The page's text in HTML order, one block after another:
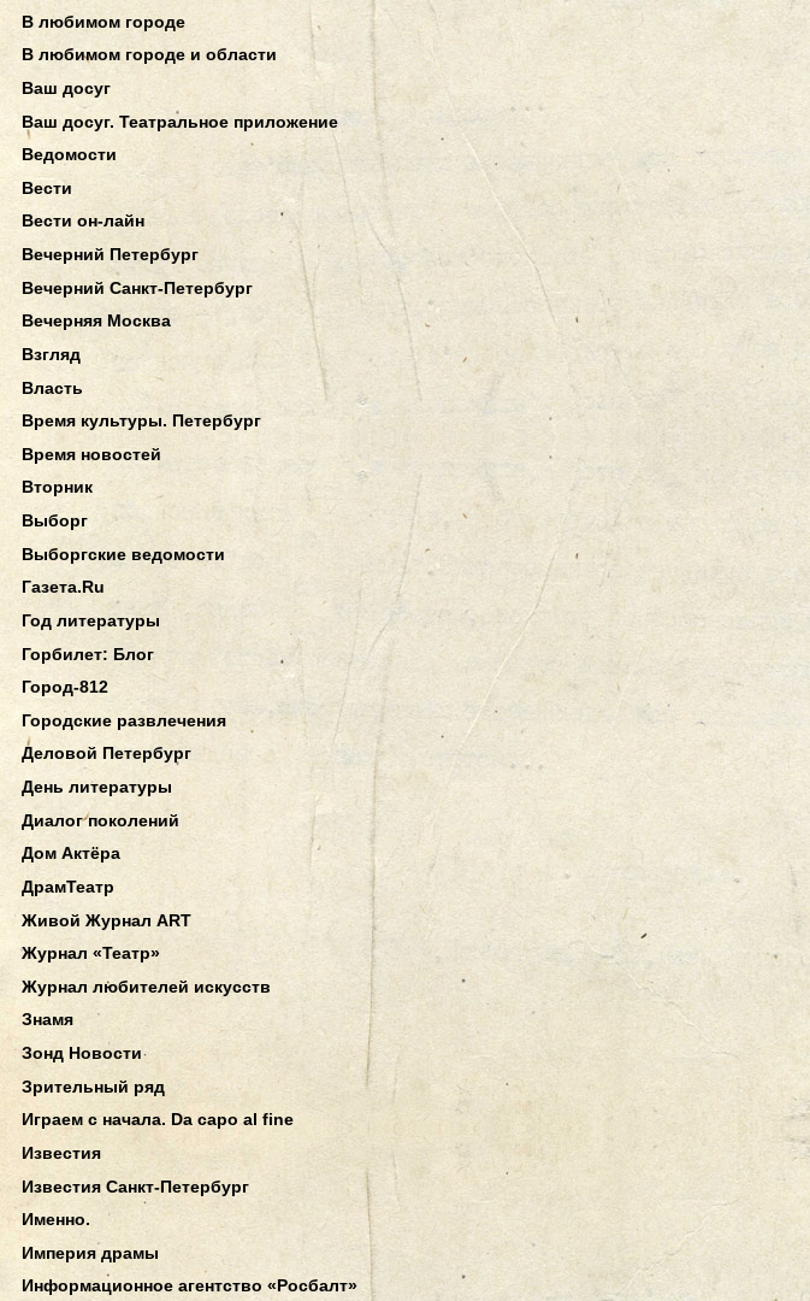
В любимом городе
В любимом городе и области
Ваш досуг
Ваш досуг. Театральное приложение
Ведомости
Вести
Вести он-лайн
Вечерний Петербург
Вечерний Санкт-Петербург
Вечерняя Москва
Взгляд
Власть
Время культуры. Петербург
Время новостей
Вторник
Выборг
Выборгские ведомости
Газета.Ru
Год литературы
Горбилет: Блог
Город-812
Городские развлечения
Деловой Петербург
День литературы
Диалог поколений
Дом Актёра
ДрамТеатр
Живой Журнал ART
Журнал «Театр»
Журнал любителей искусств
Знамя
Зонд Новости
Зрительный ряд
Играем с начала. Da capo al fine
Известия
Известия Санкт-Петербург
Именно.
Империя драмы
Информационное агентство «Росбалт»